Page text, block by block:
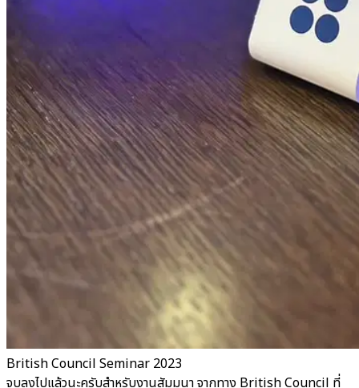
British Council Seminar 2023
จบลงไปแล้วนะครับสำหรับงานสัมมนา จากทาง British Council ที่